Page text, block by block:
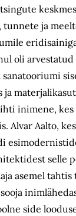
tunnete ja
oli
sanatooriumi
ja
inimene, kes
Alvar Aalto,
selle
asemel tahtis
side